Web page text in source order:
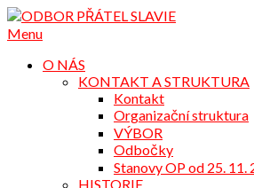
Přejdi
na
Menu
O NÁS
KONTAKT A STRUKTURA
Kontakt
Organizační struktura
VÝBOR
Odbočky
Stanovy OP od 25. 11.
HISTORIE